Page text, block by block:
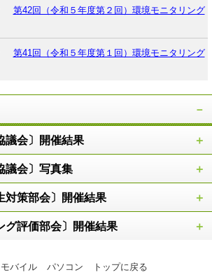
第42回（令和５年度第２回）環境モニタリング
第41回（令和５年度第１回）環境モニタリング
議会〕開催結果
議会〕写真集
対策部会〕開催結果
グ評価部会〕開催結果
モバイル パソコン トップに戻る